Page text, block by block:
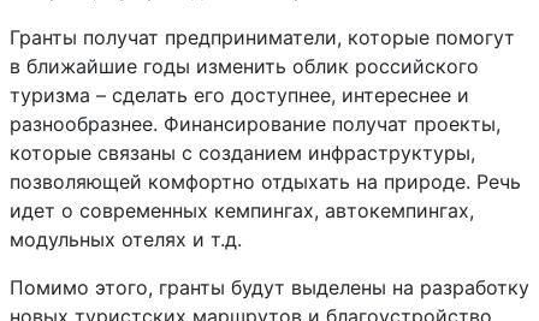
Гранты получат предприниматели, которые помогут
в ближайшие годы изменить облик российского
туризма – сделать его доступнее, интереснее и
разнообразнее. Финансирование получат проекты,
которые связаны с созданием инфраструктуры,
позволяющей комфортно отдыхать на природе. Речь
идет о современных кемпингах, автокемпингах,
модульных отелях и т.д.
Помимо этого, гранты будут выделены на разработку
новых туристских маршрутов и благоустройство